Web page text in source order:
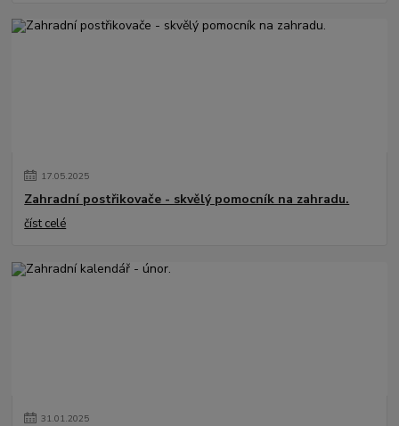
17.05.2025
Zahradní postřikovače - skvělý pomocník na zahradu.
číst celé
31.01.2025